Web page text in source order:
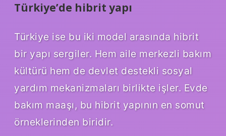
Türkiye’de hibrit yapı
Türkiye ise bu iki model arasında hibrit
bir yapı sergiler. Hem aile merkezli bakım
kültürü hem de devlet destekli sosyal
yardım mekanizmaları birlikte işler. Evde
bakım maaşı, bu hibrit yapının en somut
örneklerinden biridir.